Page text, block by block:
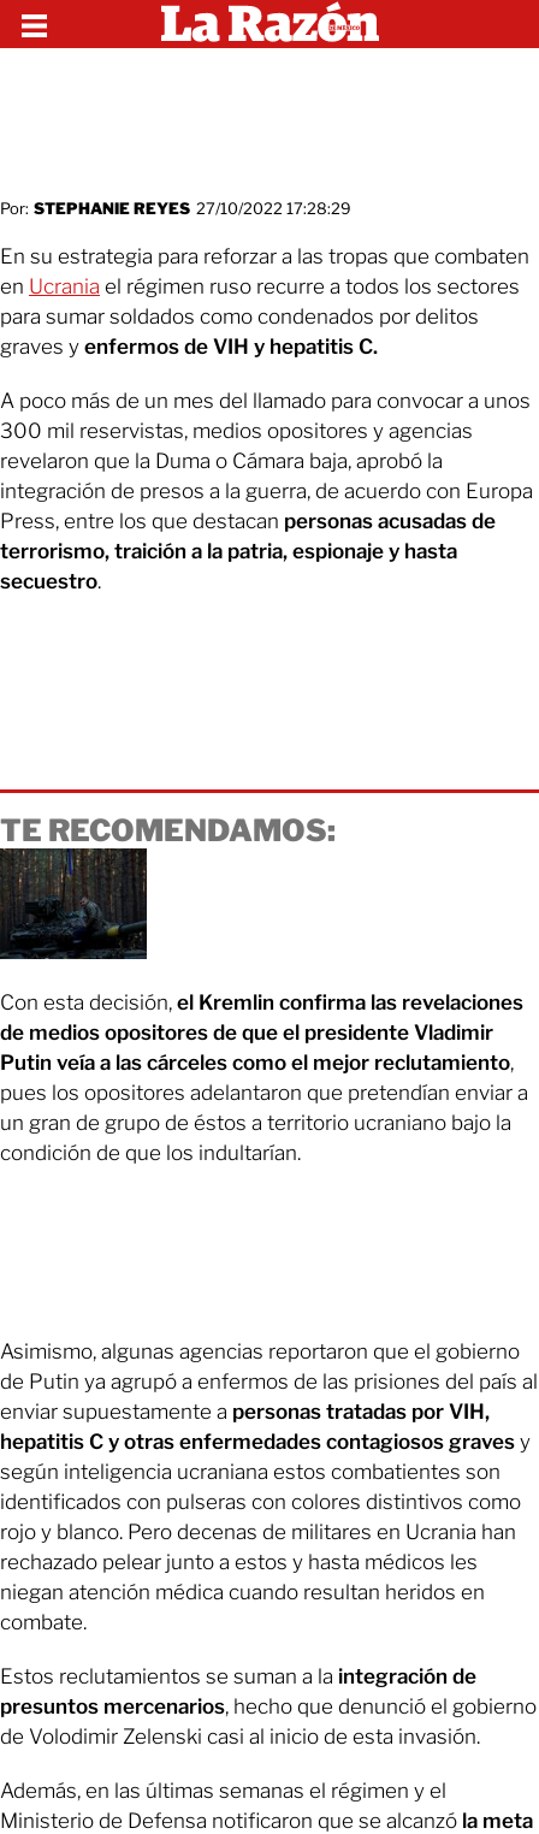
Por: STEPHANIE REYES 27/10/2022 17:28:29
En su estrategia para reforzar a las tropas que combaten
en Ucrania el régimen ruso recurre a todos los sectores
para sumar soldados como condenados por delitos
graves y enfermos de VIH y hepatitis C.
A poco más de un mes del llamado para convocar a unos
300 mil reservistas, medios opositores y agencias
revelaron que la Duma o Cámara baja, aprobó la
integración de presos a la guerra, de acuerdo con Europa
Press, entre los que destacan personas acusadas de
terrorismo, traición a la patria, espionaje y hasta
secuestro.
TE RECOMENDAMOS:
Con esta decisión, el Kremlin confirma las revelaciones
de medios opositores de que el presidente Vladimir
Putin veía a las cárceles como el mejor reclutamiento,
pues los opositores adelantaron que pretendían enviar a
un gran de grupo de éstos a territorio ucraniano bajo la
condición de que los indultarían.
Asimismo, algunas agencias reportaron que el gobierno
de Putin ya agrupó a enfermos de las prisiones del país al
enviar supuestamente a personas tratadas por VIH,
hepatitis C y otras enfermedades contagiosos graves y
según inteligencia ucraniana estos combatientes son
identificados con pulseras con colores distintivos como
rojo y blanco. Pero decenas de militares en Ucrania han
rechazado pelear junto a estos y hasta médicos les
niegan atención médica cuando resultan heridos en
combate.
Estos reclutamientos se suman a la integración de
presuntos mercenarios, hecho que denunció el gobierno
de Volodimir Zelenski casi al inicio de esta invasión.
Además, en las últimas semanas el régimen y el
Ministerio de Defensa notificaron que se alcanzó la meta